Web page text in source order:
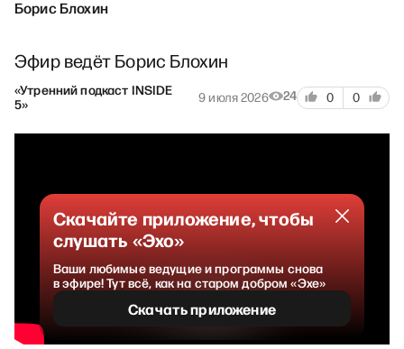
Борис Блохин
Эфир ведёт Борис Блохин
«Утренний подкаст INSIDE
5»
9 июля 2026 24 0 0
Скачайте приложение, чтобы
слушать «Эхо»
Ваши любимые ведущие и программы снова
в эфире! Тут всё, как на старом добром «Эхе»
Скачать приложение